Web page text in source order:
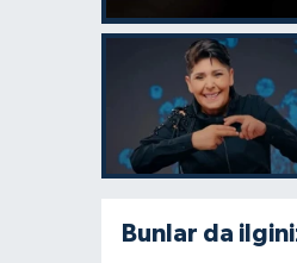
Bunlar da